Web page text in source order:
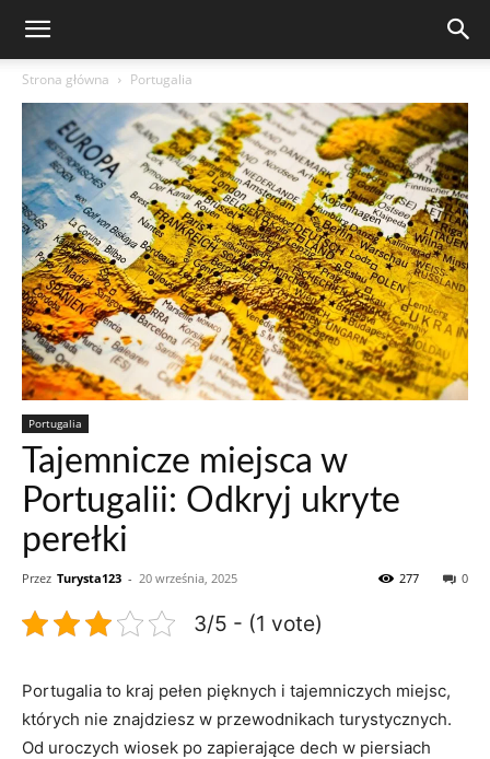
Strona główna Portugalia
Portugalia
Tajemnicze miejsca w
Portugalii: Odkryj ukryte
perełki
Przez Turysta123 - 20 września, 2025 0
277
3/5 - (1 vote)
Portugalia to kraj pełen pięknych i tajemniczych miejsc,
których nie znajdziesz w przewodnikach turystycznych.
Od uroczych wiosek po zapierające dech w piersiach